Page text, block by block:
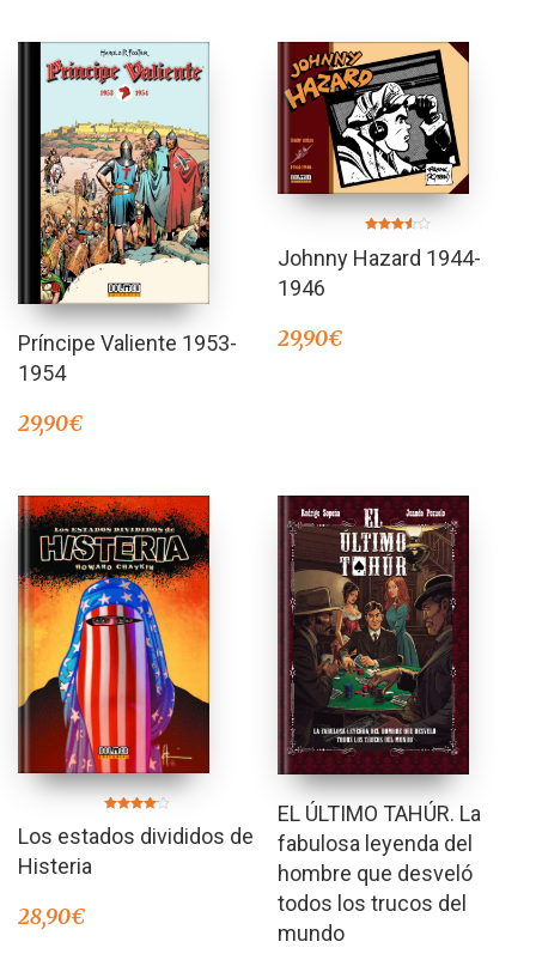
Príncipe Valiente 1953-
1954
29,90€
en
3.50
Johnny Hazard 1944-
1946
29,90€
en
4.00
Los estados divididos de
Histeria
28,90€
EL ÚLTIMO TAHÚR. La
fabulosa leyenda del
hombre que desveló
todos los trucos del
mundo